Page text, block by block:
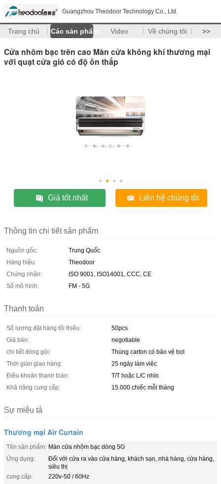
Guangzhou Theodoor Technology Co., Ltd.
Trang chủ Các sản phẩm Video Về chúng tôi >>
Cửa nhôm bạc trên cao Màn cửa không khí thương mại
với quạt cửa gió có độ ồn thấp
Giá tốt nhất Liên hệ chúng tôi
Thông tin chi tiết sản phẩm
Nguồn gốc:
Trung Quốc
Hàng hiệu:
Theodoor
Chứng nhận:
ISO 9001, ISO14001, CCC, CE
Số mô hình:
FM - 5G
Thanh toán
Số lượng đặt hàng tối thiểu:
50pcs
Giá bán:
negotiable
chi tiết đóng gói:
Thùng carton có bảo vệ bọt
Thời gian giao hàng:
25 ngày làm việc
Điều khoản thanh toán:
T/T hoặc L/C nhìn
Khả năng cung cấp:
15.000 chiếc mỗi tháng
Sự miêu tả
Thương mại Air Curtain
Tên sản phẩm: Màn cửa nhôm bạc dòng 5G
Ứng dụng:
Đối với cửa ra vào cửa hàng, khách sạn, nhà hàng, cửa hàng,
siêu thị
cung cấp:
220v-50 / 60Hz